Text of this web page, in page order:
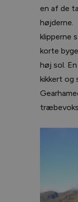
en af de
højderne.
klipperne
korte
høj sol.
kikkert og